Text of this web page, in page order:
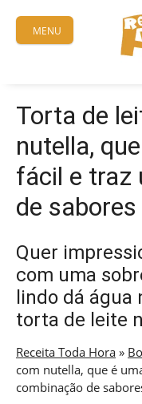
content
MENU
Torta de
nutella,
fácil e traz
de
Quer
com uma
lindo dá água
torta de leite
Receita Toda Hora »
com nutella, que é
combinação de